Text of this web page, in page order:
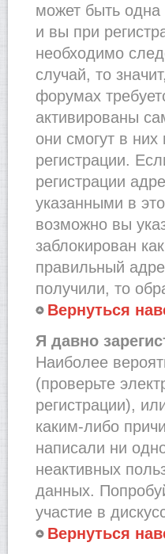
может быть
и вы при
необходимо
случай, то
форумах
активированы
они смогут в
регистрации.
регистрации
указанными в
возможно вы
заблокирован
правильный
получили, то
Вернуться
Я давно
Наиболее
(проверьте
регистрации),
каким-либо
написали ни
неактивных
данных.
участие в
Вернуться